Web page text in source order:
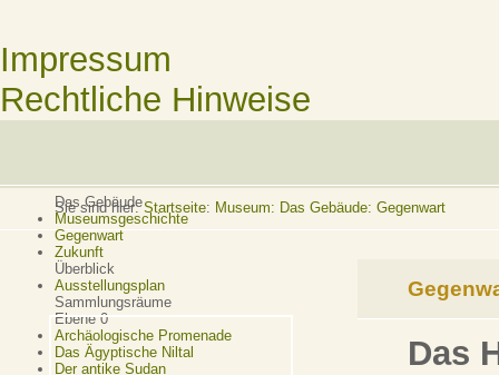
Impressum
Rechtliche Hinweise
Das Gebäude
Museumsgeschichte
Gegenwart
Zukunft
Überblick
Ausstellungsplan
Sammlungsräume
Ebene 0
Archäologische Promenade
Das Ägyptische Niltal
Der antike Sudan
Sie sind hier:Startseite: Museum: Das Gebäude: Gegenwart
Das